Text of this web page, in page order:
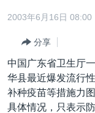
内
转
到
导
航
国际
最新国际新闻
印太
分类新闻
经济·金融·贸易
美中关系
2003年6月16日 08:00
分享
中国广东省卫生厅
华县最近爆发流行
补种疫苗等措施力
具体情况，只表示